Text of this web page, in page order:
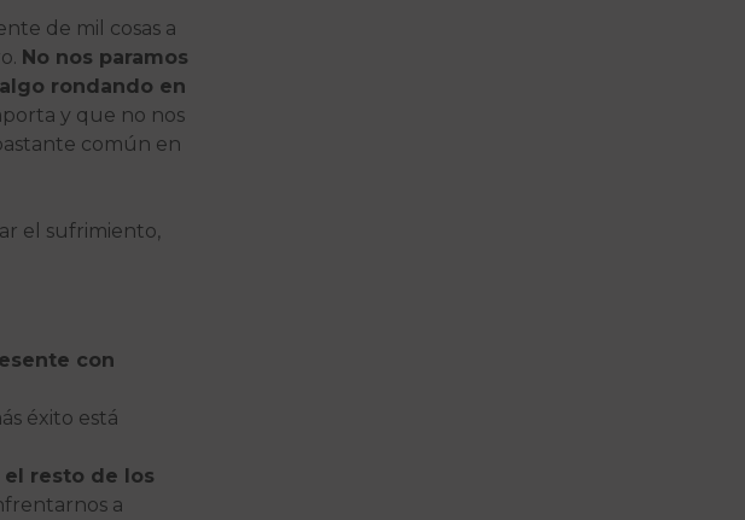
de mil cosas a
No nos paramos
rondando en
y que no nos
común en
el sufrimiento,
con
éxito está
resto de los
a